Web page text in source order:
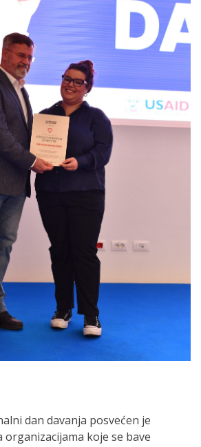
dan davanja posvećen je
organizacijama koje se bave